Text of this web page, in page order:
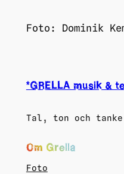
Foto: Dominik
*GRELLA musik &
Tal, ton och tanke
Om Grella
Foto